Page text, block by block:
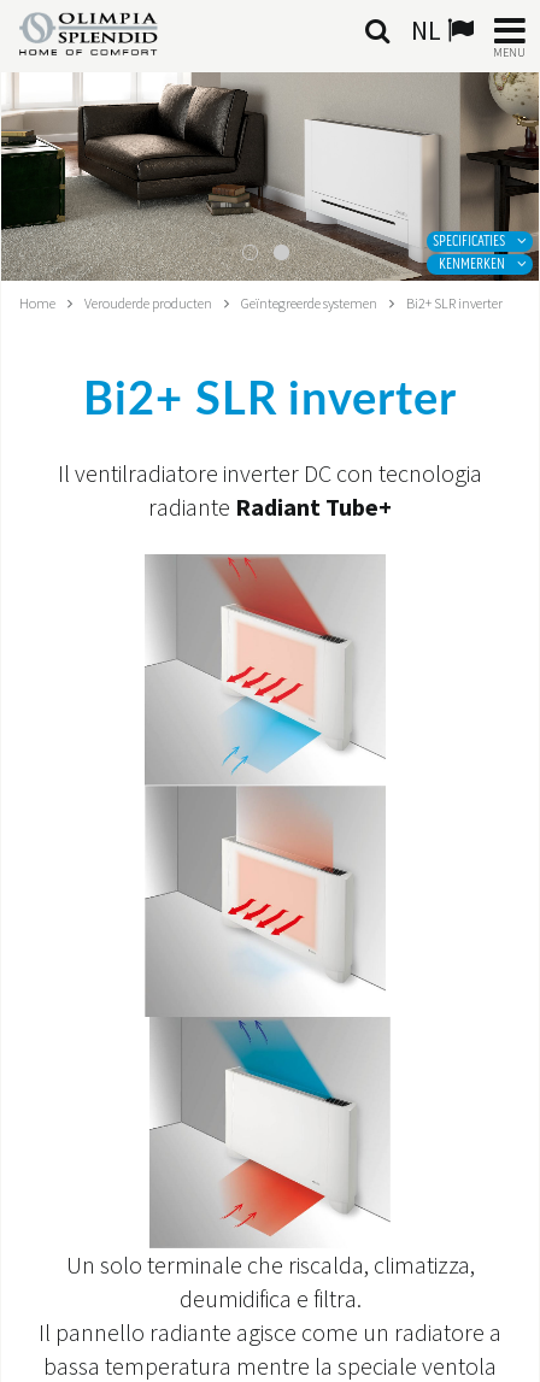
NL
MENU
NEDERLANDSE
HOME
KLIMAATREGELING
VERWARMING
GEÏNTEGREERDE SYSTEMEN
CONTACTEN
SPECIFICATIES
KENMERKEN
Home Verouderde producten Geïntegreerde systemen Bi2+ SLR inverter
Bi2+ SLR inverter
Il ventilradiatore inverter DC con tecnologia
radiante Radiant Tube+
Un solo terminale che riscalda, climatizza,
deumidifica e filtra.
Il pannello radiante agisce come un radiatore a
bassa temperatura mentre la speciale ventola